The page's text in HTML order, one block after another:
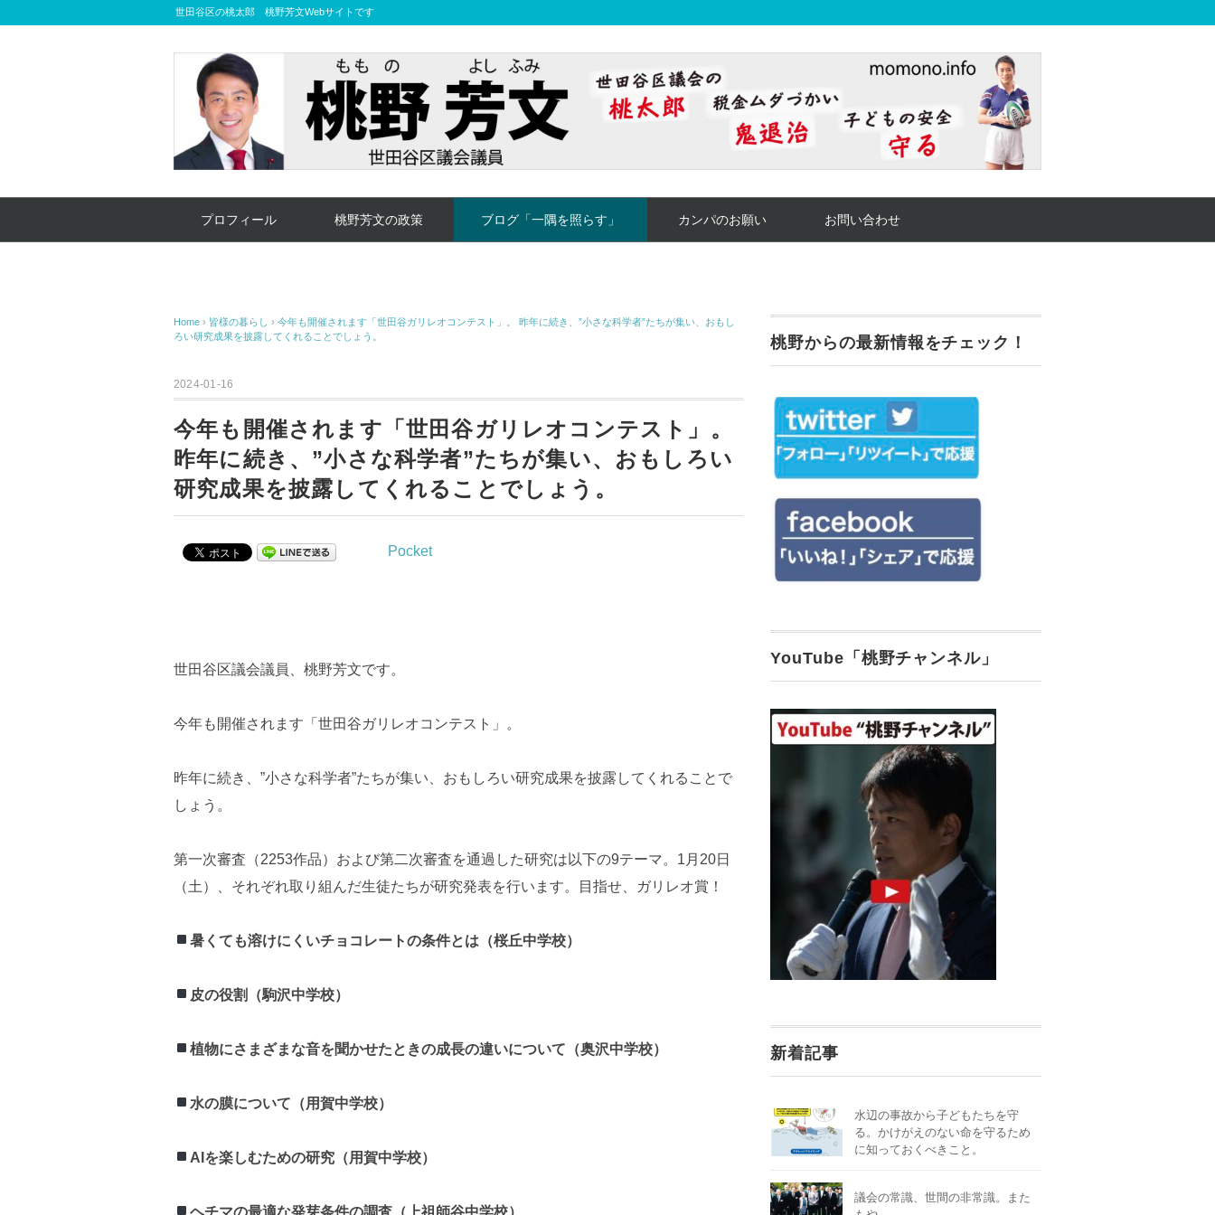
世田谷区の桃太郎 桃野芳文Webサイトです
プロフィール 桃野芳文の政策 ブログ「一隅を照らす」 カンパのお願い お問い合わせ
Home › 皆様の暮らし › 今年も開催されます「世田谷ガリレオコンテスト」。 昨年に続き、”小さな科学者”たちが集い、おもし
ろい研究成果を披露してくれることでしょう。
2024-01-16
今年も開催されます「世田谷ガリレオコンテスト」。
昨年に続き、”小さな科学者”たちが集い、おもしろい
研究成果を披露してくれることでしょう。
Pocket
世田谷区議会議員、桃野芳文です。
今年も開催されます「世田谷ガリレオコンテスト」。
昨年に続き、”小さな科学者”たちが集い、おもしろい研究成果を披露してくれることで
しょう。
第一次審査（2253作品）および第二次審査を通過した研究は以下の9テーマ。1月20日
（土）、それぞれ取り組んだ生徒たちが研究発表を行います。目指せ、ガリレオ賞！
暑くても溶けにくいチョコレートの条件とは（桜丘中学校）
皮の役割（駒沢中学校）
植物にさまざまな音を聞かせたときの成長の違いについて（奥沢中学校）
水の膜について（用賀中学校）
AIを楽しむための研究（用賀中学校）
ヘチマの最適な発芽条件の調査（上祖師谷中学校）
桃野からの最新情報をチェック！
YouTube「桃野チャンネル」
新着記事
水辺の事故から子どもたちを守
る。かけがえのない命を守るため
に知っておくべきこと。
議会の常識、世間の非常識。また